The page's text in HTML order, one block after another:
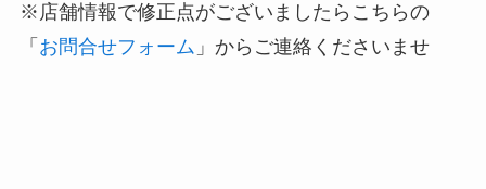
※店舗情報で修正点がございましたらこちらの
「 お問合せフォーム 」からご連絡くださいませ